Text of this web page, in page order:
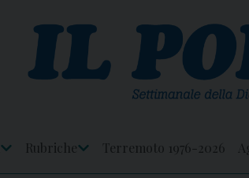
Rubriche
Terremoto 1976-2026